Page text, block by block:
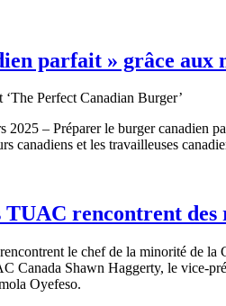
parfait » grâce aux
– Préparer le burger canadien
canadiens et les travailleuses
TUAC rencontrent